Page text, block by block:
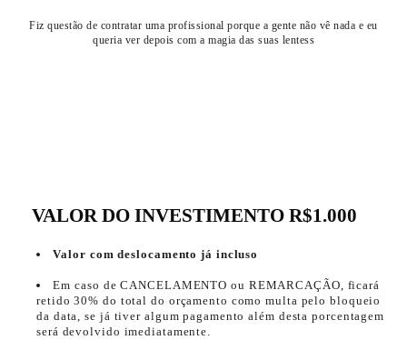
Fiz questão de contratar uma profissional porque a gente não vê nada e eu
queria ver depois com a magia das suas lentess
VALOR DO INVESTIMENTO R$1.000
Valor com deslocamento já incluso
Em caso de CANCELAMENTO ou REMARCAÇÃO, ficará
retido 30% do total do orçamento como multa pelo bloqueio
da data, se já tiver algum pagamento além desta porcentagem
será devolvido imediatamente.